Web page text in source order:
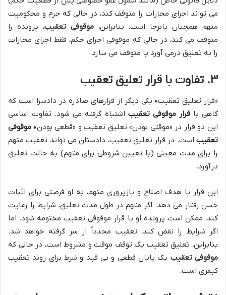
می تواند اجرای مجازات را متوقف کند، در حالی که جرم و محکومیت
متهم همچنان پابرجا است. بنابراین،موقوفی تعقیب، پرونده را
متوقف می کند، در حالی که موقوفی اجرای حکم، فقط اجرای مجازات
را به تعلیق درمی آورد یا متوقف می سازد.
۳. تفاوت با قرار تعلیق تعقیب
«قرار تعلیق تعقیب» یکی دیگر از قرارهای صادره در دادسرا است که
گاهی باقرار موقوفی تعقیب اشتباه گرفته می شود. تفاوت اساسی
این دو قرار در «موقتی بودن» تعلیق تعقیب و «قطعی بودن» موقوفی
تعقیب است. در قرار تعلیق تعقیب، دادستان می تواند تعقیب متهم
را برای مدت معینی (با تعیین شروطی برای متهم) به حالت تعلیق
درآورد.
این قرار با هدف اصلاح و بازپروری متهم، به او فرصتی برای اثبات
حسن رفتار می دهد. اگر متهم در طول مدت تعلیق، شرایط را رعایت
کند، ممکن است پرونده او با قرار موقوفی تعقیب مختومه شود. اما
اگر شرایط را نقض کند، تعقیب مجدداً از سر گرفته خواهد شد.
بنابراین، تعلیق تعقیب یک توقف موقت و مشروط است، در حالی که
موقوفی تعقیب یک پایان قطعی و بی قید و شرط برای روند تعقیب
کیفری است.